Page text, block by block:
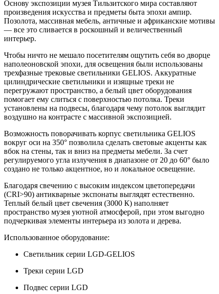
Основу экспозиции музея Тильзитского мира составляют
произведения искусства и предметы быта эпохи ампир.
Позолота, массивная мебель, античные и африканские мотивы
— все это сливается в роскошный и величественный
интерьер.
Чтобы ничто не мешало посетителям ощутить себя во дворце
наполеоновской эпохи, для освещения были использованы
трехфазные трековые светильники GELIOS. Аккуратные
цилиндрические светильники и изящные треки не
перегружают пространство, а белый цвет оборудования
помогает ему слиться с поверхностью потолка. Треки
установлены на подвесы, благодаря чему потолок выглядит
воздушно на контрасте с массивной экспозицией.
Возможность поворачивать корпус светильника GELIOS
вокруг оси на 350° позволила сделать световые акценты как
вбок на стены, так и вниз на предметы мебели. За счет
регулируемого угла излучения в диапазоне от 20 до 60° было
создано не только акцентное, но и локальное освещение.
Благодаря свечению с высоким индексом цветопередачи
(CRI>90) антикварные экспонаты выглядят естественно.
Теплый белый цвет свечения (3000 К) наполняет
пространство музея уютной атмосферой, при этом выгодно
подчеркивая элементы интерьера из золота и дерева.
Использованное оборудование:
Светильник серии LGD-GELIOS
Треки серии LGD
Подвес серии LGD